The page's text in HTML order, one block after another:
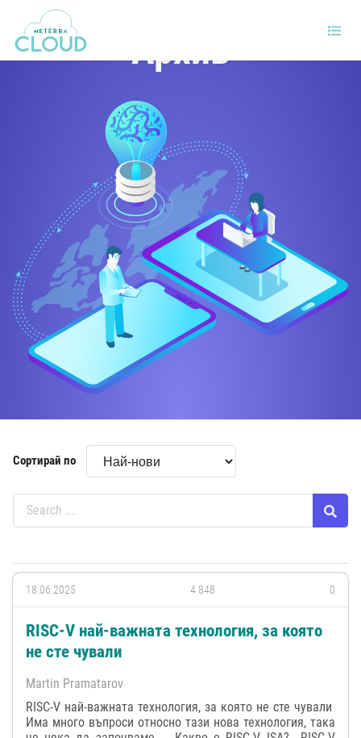
Архив
Сортирай по
18.06.2025 4 848 0
RISC-V най-важната технология, за която
не сте чували
Martin Pramatarov
RISC-V най-важната технология, за която не сте чували
Има много въпроси относно тази нова технология, така